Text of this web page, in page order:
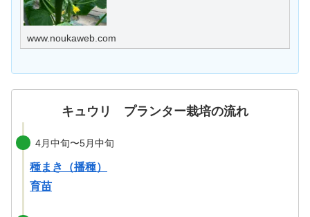
www.noukaweb.com
キュウリ プランター栽培の流れ
4月中旬〜5月中旬
種まき（播種）
育苗
コピー